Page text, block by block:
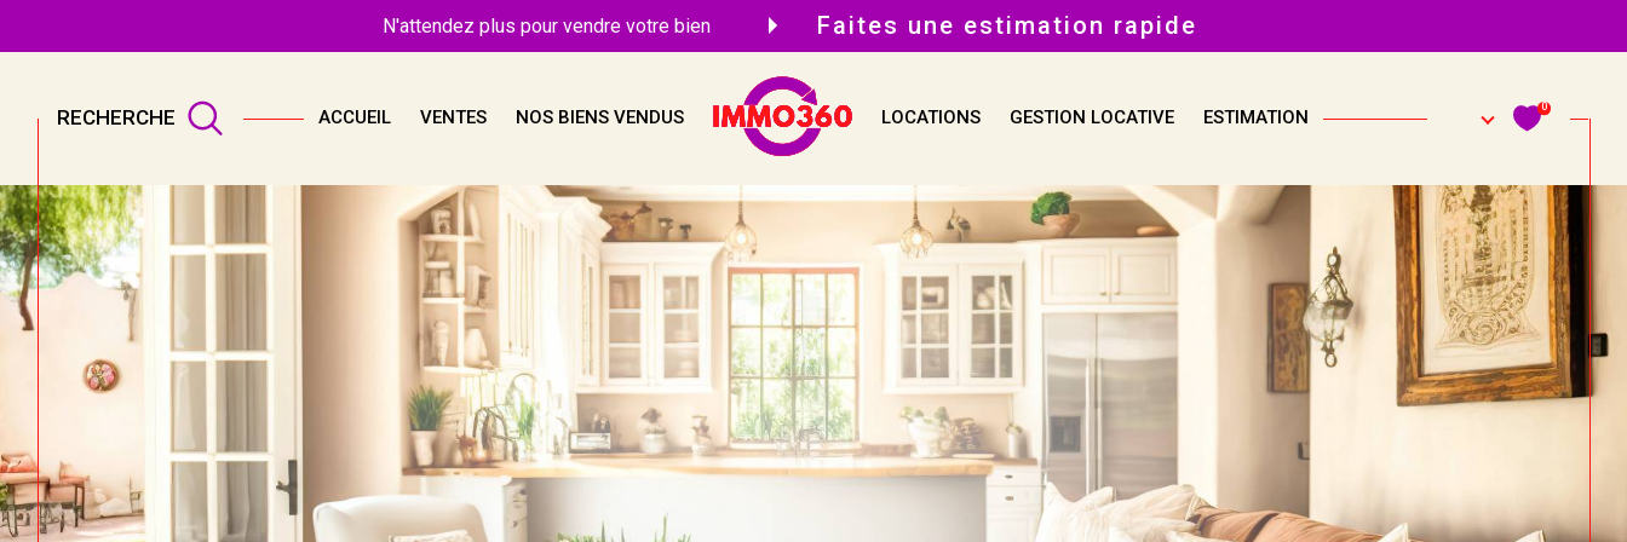
N'attendez plus pour vendre votre bien Faites une estimation rapide
ACCUEIL VENTES NOS BIENS VENDUS LOCATIONS GESTION LOCATIVE ESTIMATION
RECHERCHE 0
Estimer
BUDGET Filtrer
Voir les48 annonces
Réinitialiser les filtres